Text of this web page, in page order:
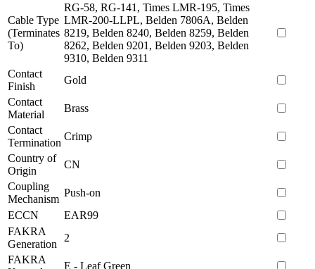
Cable Type
(Terminates
To)
RG-58, RG-141, Times LMR-195, Times
LMR-200-LLPL, Belden 7806A, Belden
8219, Belden 8240, Belden 8259, Belden
8262, Belden 9201, Belden 9203, Belden
9310, Belden 9311
Contact
Finish
Gold
Contact
Material
Brass
Contact
Termination
Crimp
Country of
Origin
CN
Coupling
Mechanism
Push-on
ECCN
EAR99
FAKRA
Generation
2
FAKRA
E - Leaf Green